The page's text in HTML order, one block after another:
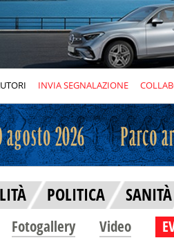
INVIA SEGNALAZIONE
POLITICA SANITÀ
Fotogallery Video